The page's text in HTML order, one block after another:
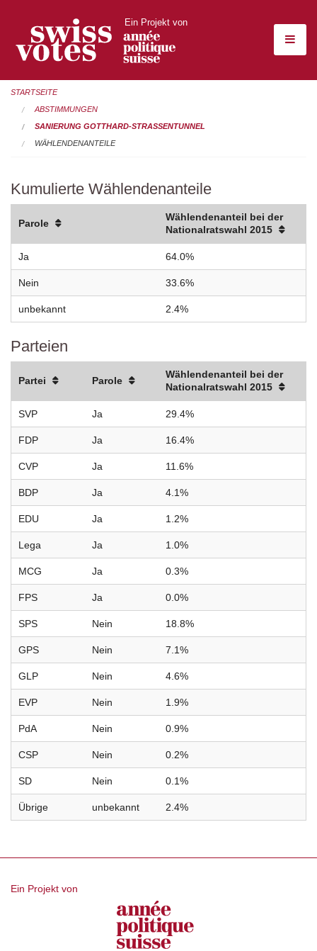
Ein Projekt von
STARTSEITE
ABSTIMMUNGEN
SANIERUNG GOTTHARD-STRASSENTUNNEL
WÄHLENDENANTEILE
Kumulierte Wählendenanteile
Parole
Wählendenanteil bei der
Nationalratswahl 2015
Ja 64.0%
Nein 33.6%
unbekannt 2.4%
Parteien
Partei Parole
Wählendenanteil bei der
Nationalratswahl 2015
SVP Ja 29.4%
FDP Ja 16.4%
CVP Ja 11.6%
BDP Ja 4.1%
EDU Ja 1.2%
Lega Ja 1.0%
MCG Ja 0.3%
FPS Ja 0.0%
SPS Nein 18.8%
GPS Nein 7.1%
GLP Nein 4.6%
EVP Nein 1.9%
PdA Nein 0.9%
CSP Nein 0.2%
SD Nein 0.1%
Übrige unbekannt 2.4%
Ein Projekt von